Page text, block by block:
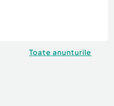
Toate anunturile